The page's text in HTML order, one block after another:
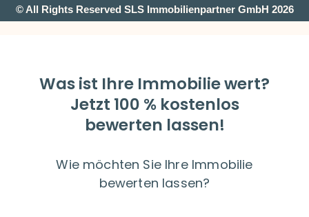
© All Rights Reserved SLS Immobilienpartner GmbH 2026